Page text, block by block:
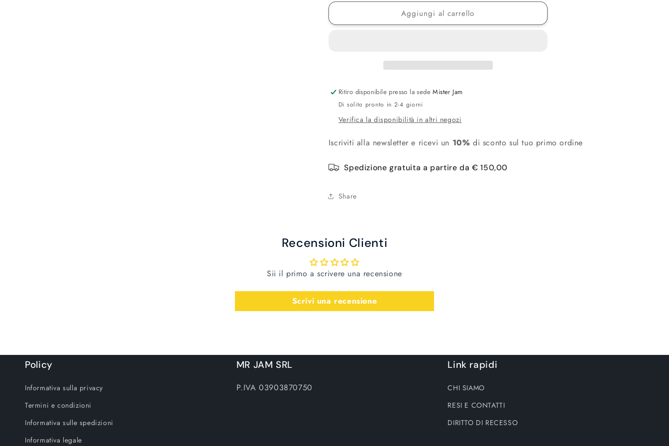
Aggiungi al carrello
Ritiro disponibile presso la sedeMister Jam
Di solito pronto in 2-4 giorni
Verifica la disponibilità in altri negozi
Iscriviti alla newsletter e ricevi un 10%di sconto sul tuo primo ordine
Spedizione gratuita a partire da € 150,00
Share
Recensioni Clienti
Sii il primo a scrivere una recensione
Scrivi una recensione
Policy
Informativa sulla privacy
Termini e condizioni
Informativa sulle spedizioni
Informativa legale
MR JAM SRL
P.IVA 03903870750
Link rapidi
CHI SIAMO
RESI E CONTATTI
DIRITTO DI RECESSO